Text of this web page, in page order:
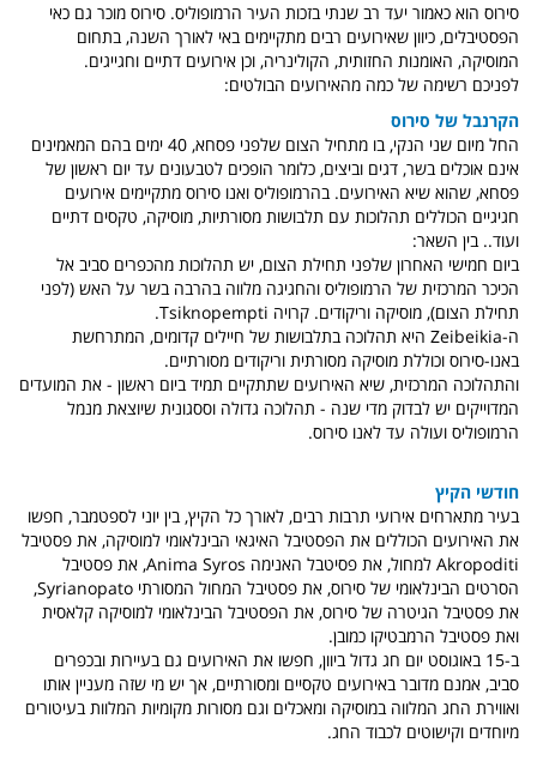
סירוס הוא כאמור יעד רב שנתי בזכות העיר הרמופוליס. סירוס מוכר גם כאי
הפסטיבלים, כיוון שאירועים רבים מתקיימים באי לאורך השנה, בתחום
המוסיקה, האומנות החזותית, הקולינריה, וכן אירועים דתיים וחגייגים.
לפניכם רשימה של כמה מהאירועים הבולטים:
הקרנבל של סירוס
החל מיום שני הנקי, בו מתחיל הצום שלפני פסחא, 40 ימים בהם המאמינים
אינם אוכלים בשר, דגים וביצים, כלומר הופכים לטבעונים עד יום ראשון של
פסחא, שהוא שיא האירועים. בהרמופוליס ואנו סירוס מתקיימים אירועים
חגיגיים הכוללים תהלוכות עם תלבושות מסורתיות, מוסיקה, טקסים דתיים
ועוד.. בין השאר:
ביום חמישי האחרון שלפני תחילת הצום, יש תהלוכות מהכפרים סביב אל
הכיכר המרכזית של הרמופוליס והחגיגה מלווה בהרבה בשר על האש (לפני
תחילת הצום), מוסיקה וריקודים. קרויה Tsiknopempti.
ה-Zeibeikia היא תהלוכה בתלבושות של חיילים קדומים, המתרחשת
באנו-סירוס וכוללת מוסיקה מסורתית וריקודים מסורתיים.
והתהלוכה המרכזית, שיא האירועים שתתקיים תמיד ביום ראשון - את המועדים
המדוייקים יש לבדוק מדי שנה - תהלוכה גדולה וססגונית שיוצאת מנמל
הרמופוליס ועולה עד לאנו סירוס.
חודשי הקיץ
בעיר מתארחים אירועי תרבות רבים, לאורך כל הקיץ, בין יוני לספטמבר, חפשו
את האירועים הכוללים את הפסטיבל האיגאי הבינלאומי למוסיקה, את פסטיבל
Akropoditi למחול, את פסיטבל האנימה Anima Syros, את פסטיבל
הסרטים הבינלאומי של סירוס, את פסטיבל המחול המסורתי Syrianopato,
את פסטיבל הגיטרה של סירוס, את הפסטיבל הבינלאומי למוסיקה קלאסית
ואת פסטיבל הרמבטיקו כמובן.
ב-15 באוגוסט יום חג גדול ביוון, חפשו את האירועים גם בעיירות ובכפרים
סביב, אמנם מדובר באירועים טקסיים ומסורתיים, אך יש מי שזה מעניין אותו
ואווירת החג המלווה במוסיקה ומאכלים וגם מסורות מקומיות המלוות בעיטורים
מיוחדים וקישוטים לכבוד החג.